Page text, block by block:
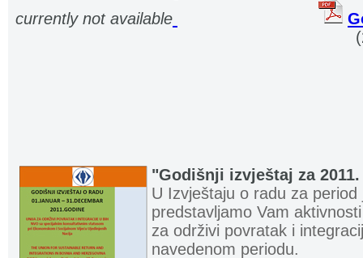
currently not available
"Godišnji izvještaj za
U Izvještaju o radu za
predstavljamo Vam
za održivi povratak i
navedenom periodu.